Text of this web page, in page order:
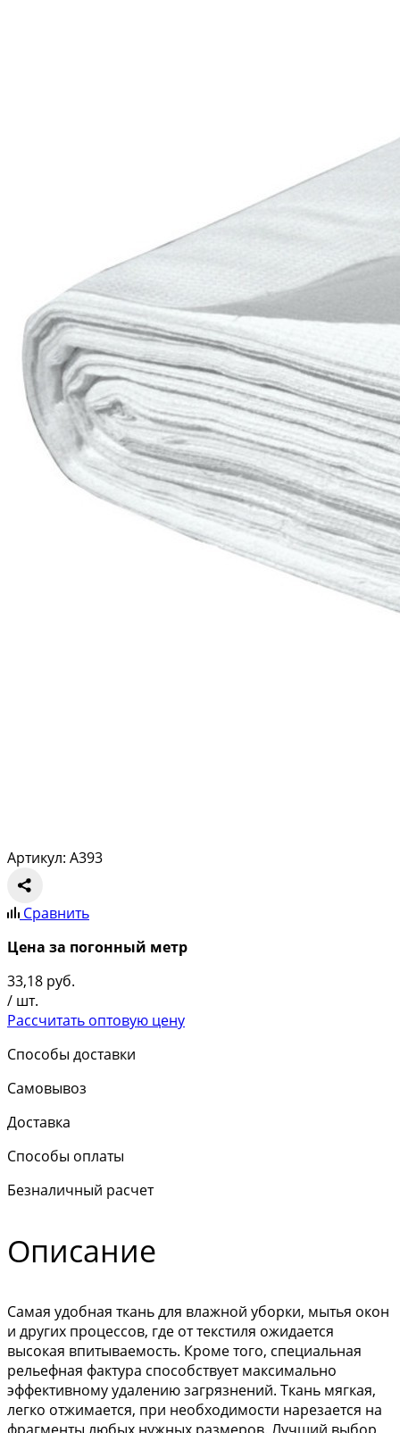
Артикул: A393
Сравнить
Цена за погонный метр
33,18 руб.
/ шт.
Рассчитать оптовую цену
Способы доставки
Самовывоз
Доставка
Способы оплаты
Безналичный расчет
Описание
Самая удобная ткань для влажной уборки, мытья окон
и других процессов, где от текстиля ожидается
высокая впитываемость. Кроме того, специальная
рельефная фактура способствует максимально
эффективному удалению загрязнений. Ткань мягкая,
легко отжимается, при необходимости нарезается на
фрагменты любых нужных размеров. Лучший выбор